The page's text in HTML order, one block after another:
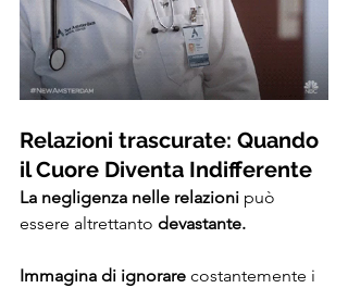
Relazioni trascurate: Quando
il Cuore Diventa Indifferente
La negligenza nelle relazioni può
essere altrettanto devastante.
Immagina di ignorare costantemente i